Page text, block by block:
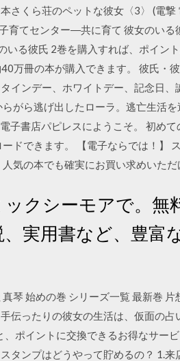
さくら荘のペットな彼女〈3〉 (電撃
てセンター―共に育て 彼女のいる
る彼氏 2巻を購入すれば、ポイント
万冊の本が購入できます。 彼氏・
インデー、ホワイトデー、記念日、
がら逃げ出したローラ。逃亡生活
子書店パピレスにようこそ。 初め
ドできます。 【電子ならでは！】
気の本でも確実にお買い求めいただ
クシーモアで。無
実用書など、豊富
琴 始めの巻 シリーズ一覧 最新巻 片
伝ったりの彼女の生活は、仮面の占
ポイントに交換できるお得なサー
タンプはどうやって貯めるの？ 1.来